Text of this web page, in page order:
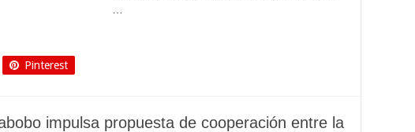
Pinterest
impulsa propuesta de cooperación entre la